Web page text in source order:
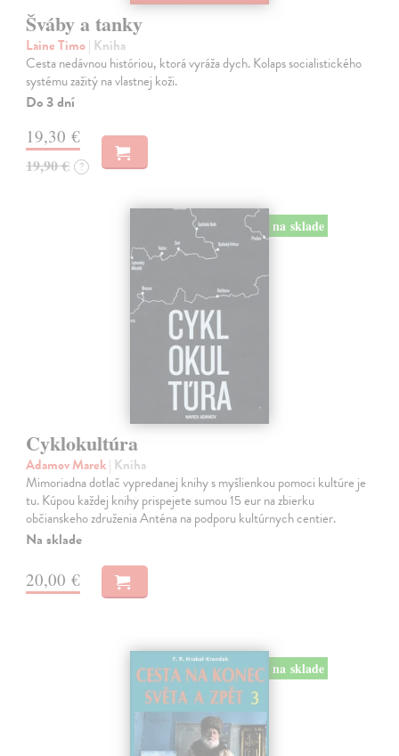
Šváby a tanky
Laine Timo| Kniha
Cesta nedávnou históriou, ktorá vyráža dych. Kolaps socialistického
systému zažitý na vlastnej koži.
Do 3 dní
19,30 €
19,90 € ?
na sklade
Cyklokultúra
Adamov Marek| Kniha
Mimoriadna dotlač vypredanej knihy s myšlienkou pomoci kultúre je
tu. Kúpou každej knihy prispejete sumou 15 eur na zbierku
občianskeho združenia Anténa na podporu kultúrnych centier.
Na sklade
20,00 €
na sklade